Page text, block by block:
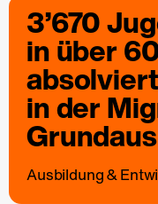
3’670
in über
in der
Ausbildung &